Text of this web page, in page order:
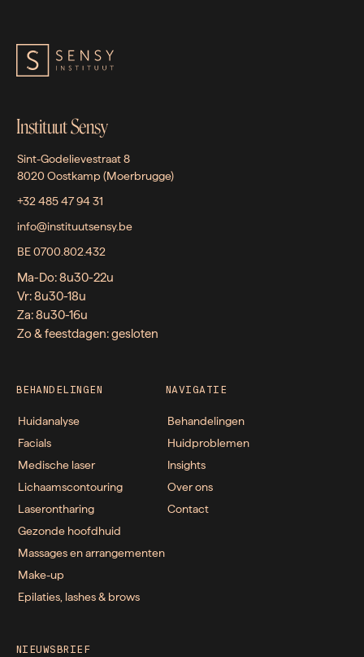
Instituut Sensy
Sint-Godelievestraat 8
8020 Oostkamp (Moerbrugge)
+32 485 47 94 31
info@instituutsensy.be
BE 0700.802.432
Ma-Do: 8u30-22u
Vr: 8u30-18u
Za: 8u30-16u
Zo & feestdagen: gesloten
BEHANDELINGEN
Huidanalyse
Facials
Medische laser
Lichaamscontouring
Laserontharing
Gezonde hoofdhuid
Massages en arrangementen
Make-up
Epilaties, lashes & brows
NAVIGATIE
Behandelingen
Huidproblemen
Insights
Over ons
Contact
NIEUWSBRIEF